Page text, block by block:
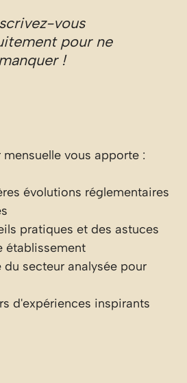
vous
pour ne
!
vous apporte :
évolutions réglementaires
pratiques et des astuces
établissement
du secteur analysée pour
d'expériences inspirants